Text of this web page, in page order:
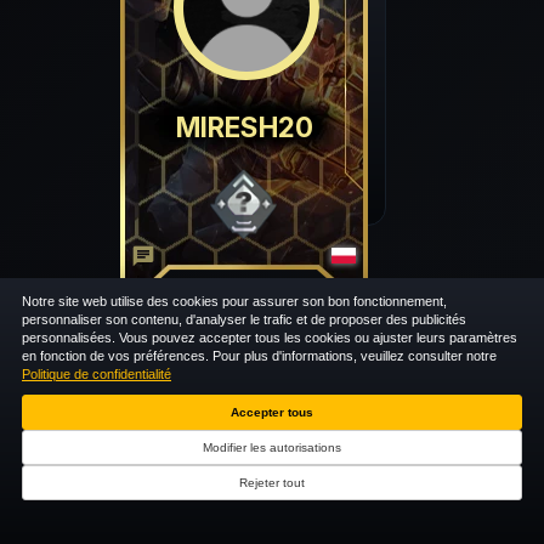
chat
MIRESH20
Notre site web utilise des cookies pour assurer son bon fonctionnement,
personnaliser son contenu, d'analyser le trafic et de proposer des publicités
personnalisées. Vous pouvez accepter tous les cookies ou ajuster leurs paramètres
en fonction de vos préférences. Pour plus d'informations, veuillez consulter notre
Politique de confidentialité
Accepter tous
Modifier les autorisations
Rejeter tout